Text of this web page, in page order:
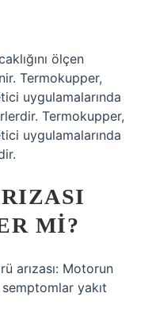
ölçen
Termokupper,
uygulamalarında
Termokupper,
uygulamalarında
MI?
arızası: Motorun
yakıt